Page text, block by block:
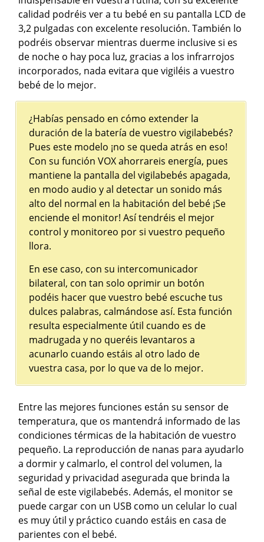
calidad podréis ver a tu bebé en su pantalla LCD de
3,2 pulgadas con excelente resolución. También lo
podréis observar mientras duerme inclusive si es
de noche o hay poca luz, gracias a los infrarrojos
incorporados, nada evitara que vigiléis a vuestro
bebé de lo mejor.
¿Habías pensado en cómo extender la
duración de la batería de vuestro vigilabebés?
Pues este modelo ¡no se queda atrás en eso!
Con su función VOX ahorrareis energía, pues
mantiene la pantalla del vigilabebés apagada,
en modo audio y al detectar un sonido más
alto del normal en la habitación del bebé ¡Se
enciende el monitor! Así tendréis el mejor
control y monitoreo por si vuestro pequeño
llora.
En ese caso, con su intercomunicador
bilateral, con tan solo oprimir un botón
podéis hacer que vuestro bebé escuche tus
dulces palabras, calmándose así. Esta función
resulta especialmente útil cuando es de
madrugada y no queréis levantaros a
acunarlo cuando estáis al otro lado de
vuestra casa, por lo que va de lo mejor.
Entre las mejores funciones están su sensor de
temperatura, que os mantendrá informado de las
condiciones térmicas de la habitación de vuestro
pequeño. La reproducción de nanas para ayudarlo
a dormir y calmarlo, el control del volumen, la
seguridad y privacidad asegurada que brinda la
señal de este vigilabebés. Además, el monitor se
puede cargar con un USB como un celular lo cual
es muy útil y práctico cuando estáis en casa de
parientes con el bebé.